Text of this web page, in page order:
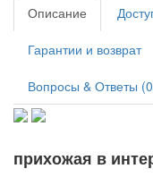
Описание
Гарантии и возврат
Вопросы & Ответы
прихожая в